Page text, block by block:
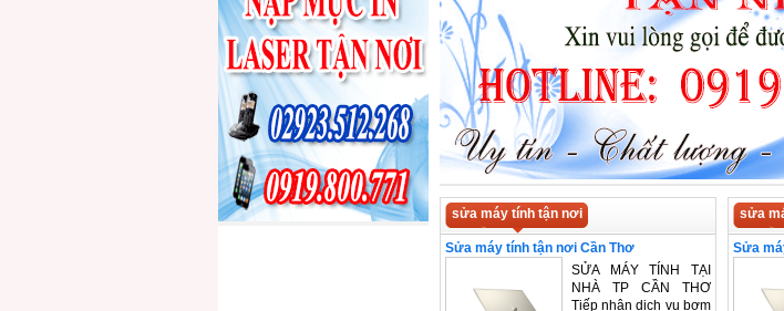
sửa máy tính tận nơi
Sửa máy tính tận nơi Cần Thơ
SỬA MÁY TÍNH TẠI
NHÀ TP CẦN THƠ
Tiếp nhận dịch vụ bơm
sửa
Sửa